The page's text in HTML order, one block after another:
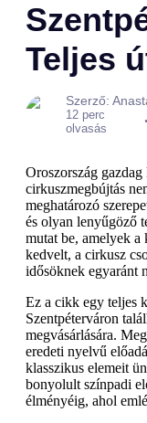
Teljes
Szerző:
12 perc
olvasás
•
Oroszország
cirkuszmegbújtás
meghatározó
és olyan lenyűgöző
mutat be, amelyek a
kedvelt, a cirkusz
idősöknek egyaránt
Ez a cikk egy teljes
Szentpéterváron
megvásárlására.
eredeti nyelvű
klasszikus elemeit
bonyolult színpadi
élményéig, ahol